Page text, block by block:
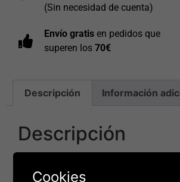
(Sin necesidad de cuenta)
Envío gratis en pedidos que
superen los 70€
Descripción Información
Descripción
Cookies